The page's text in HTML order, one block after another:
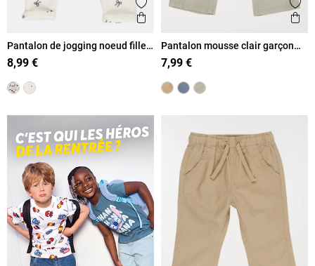
Ajouter aux favoris
Aperçu rapide
Pantalon de jogging noeud fille
(3-36M)
8,99 €
Pantalon mousse clair garçon
(3-36M)
7,99 €